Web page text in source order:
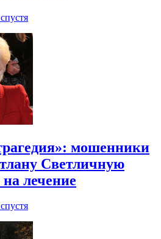
мошенники
Светличную
на лечение